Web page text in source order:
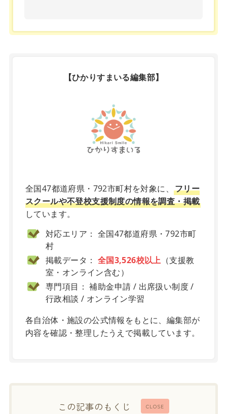
【ひかりすまいる編集部】
全国47都道府県・792市町村を対象に、 フリー
スクールや不登校支援制度の情報を調査・掲載
しています。
対応エリア： 全国47都道府県・792市町
村
掲載データ： 全国3,526校以上 （支援教
室・オンライン含む）
専門項目： 補助金申請 / 出席扱い制度 /
行政相談 / オンライン学習
各自治体・施設の公式情報をもとに、編集部が
内容を確認・整理したうえで掲載しています。
CLOSE
この記事のもくじ